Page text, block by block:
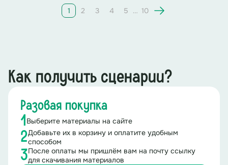
1 2 3 4 5 … 10
Как получить сценарии?
Разовая покупка
1 Выберите материалы на сайте
2Добавьте их в корзину и оплатите удобным
способом
3После оплаты мы пришлём вам на почту ссылку
для скачивания материалов